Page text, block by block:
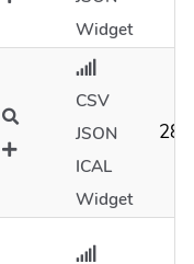
Widget
CSV
JSON
ICAL
Widget
28